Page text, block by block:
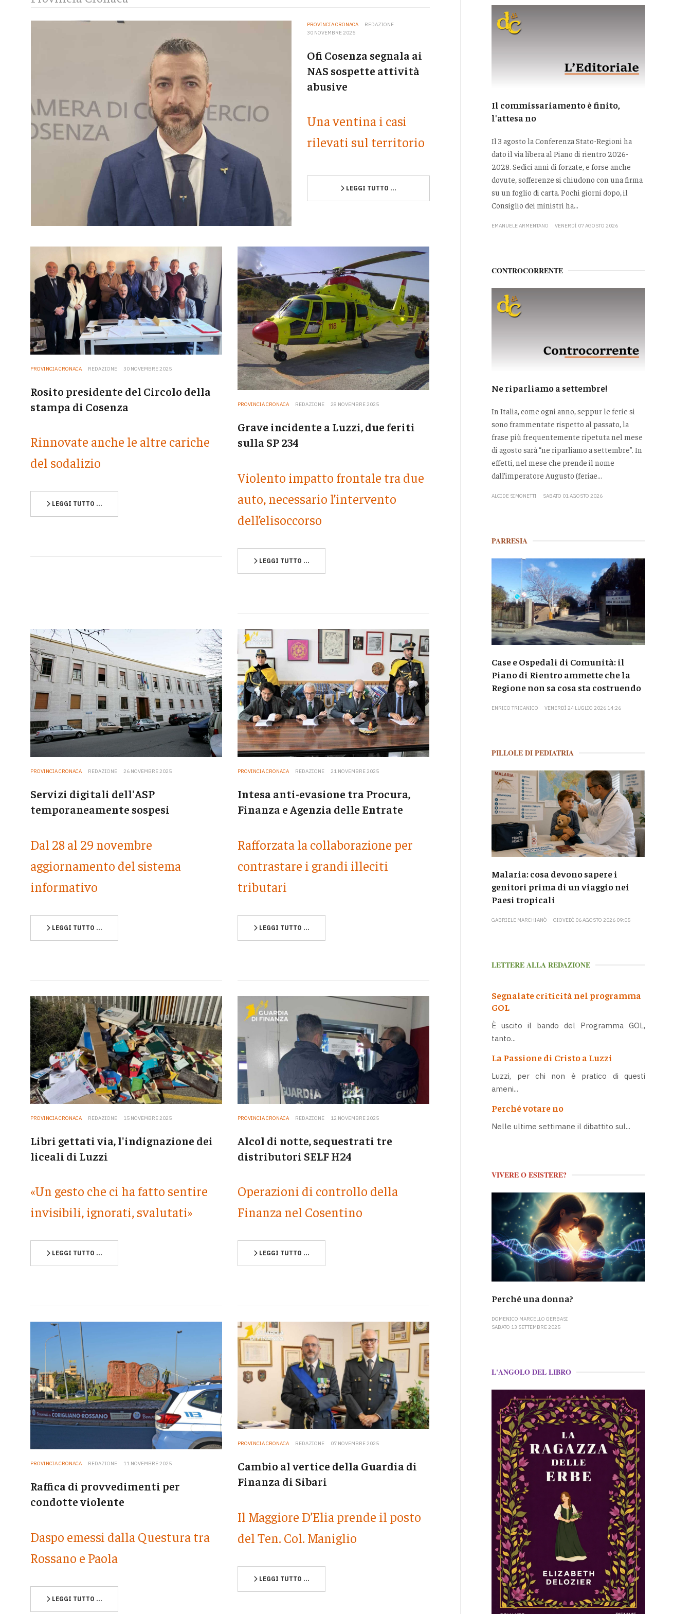
PROVINCIA CRONACA
REDAZIONE
30 NOVEMBRE 2025
Ofi Cosenza segnala ai
NAS sospette attività
abusive
Una ventina i casi
rilevati sul territorio
LEGGI TUTTO …
PROVINCIA CRONACA REDAZIONE 30 NOVEMBRE 2025
Rosito presidente del Circolo della
stampa di Cosenza
Rinnovate anche le altre cariche
del sodalizio
LEGGI TUTTO …
PROVINCIA CRONACA REDAZIONE 28 NOVEMBRE 2025
Grave incidente a Luzzi, due feriti
sulla SP 234
Violento impatto frontale tra due
auto, necessario l’intervento
dell’elisoccorso
LEGGI TUTTO …
PROVINCIA CRONACA REDAZIONE 26 NOVEMBRE 2025
Servizi digitali dell'ASP
temporaneamente sospesi
Dal 28 al 29 novembre
aggiornamento del sistema
informativo
LEGGI TUTTO …
PROVINCIA CRONACA REDAZIONE 21 NOVEMBRE 2025
Intesa anti-evasione tra Procura,
Finanza e Agenzia delle Entrate
Rafforzata la collaborazione per
contrastare i grandi illeciti
tributari
LEGGI TUTTO …
PROVINCIA CRONACA REDAZIONE 15 NOVEMBRE 2025
Libri gettati via, l'indignazione dei
liceali di Luzzi
«Un gesto che ci ha fatto sentire
invisibili, ignorati, svalutati»
LEGGI TUTTO …
PROVINCIA CRONACA REDAZIONE 12 NOVEMBRE 2025
Alcol di notte, sequestrati tre
distributori SELF H24
Operazioni di controllo della
Finanza nel Cosentino
LEGGI TUTTO …
PROVINCIA CRONACA REDAZIONE 11 NOVEMBRE 2025
Raffica di provvedimenti per
condotte violente
Daspo emessi dalla Questura tra
Rossano e Paola
LEGGI TUTTO …
PROVINCIA CRONACA REDAZIONE 07 NOVEMBRE 2025
Cambio al vertice della Guardia di
Finanza di Sibari
Il Maggiore D’Elia prende il posto
del Ten. Col. Maniglio
LEGGI TUTTO …
Il commissariamento è finito,
l'attesa no
Il 3 agosto la Conferenza Stato-Regioni ha
dato il via libera al Piano di rientro 2026-
2028. Sedici anni di forzate, e forse anche
dovute, sofferenze si chiudono con una firma
su un foglio di carta. Pochi giorni dopo, il
Consiglio dei ministri ha...
EMANUELE ARMENTANO VENERDÌ 07 AGOSTO 2026
CONTROCORRENTE
Ne riparliamo a settembre!
In Italia, come ogni anno, seppur le ferie si
sono frammentate rispetto al passato, la
frase più frequentemente ripetuta nel mese
di agosto sarà “ne riparliamo a settembre”. In
effetti, nel mese che prende il nome
dall’imperatore Augusto (feriae...
ALCIDE SIMONETTI SABATO 01 AGOSTO 2026
PARRESIA
Case e Ospedali di Comunità: il
Piano di Rientro ammette che la
Regione non sa cosa sta costruendo
ENRICO TRICANICO VENERDÌ 24 LUGLIO 2026 14:26
PILLOLE DI PEDIATRIA
Malaria: cosa devono sapere i
genitori prima di un viaggio nei
Paesi tropicali
GABRIELE MARCHIANÒ GIOVEDÌ 06 AGOSTO 2026 09:05
LETTERE ALLA REDAZIONE
Segnalate criticità nel programma
GOL
È uscito il bando del Programma GOL,
tanto...
La Passione di Cristo a Luzzi
Luzzi, per chi non è pratico di questi
ameni...
Perché votare no
Nelle ultime settimane il dibattito sul...
VIVERE O ESISTERE?
Perché una donna?
DOMENICO MARCELLO GERBASI
SABATO 13 SETTEMBRE 2025
L'ANGOLO DEL LIBRO